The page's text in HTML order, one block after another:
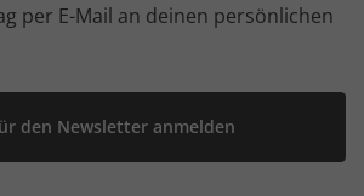
per E-Mail an deinen persönlichen
den Newsletter anmelden